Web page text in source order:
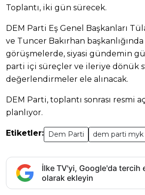
Toplantı, iki gün sürecek.
DEM Parti Eş Genel Başkanları
ve Tuncer Bakırhan
görüşmelerde, siyasi gündemin
parti içi süreçler ve ileriye dönük
değerlendirmeler ele alınacak.
DEM Parti, toplantı sonrası resmi
planlıyor.
Etiketler: Dem Parti dem parti myk
İlke TV'yi, Google'da tercih
olarak ekleyin